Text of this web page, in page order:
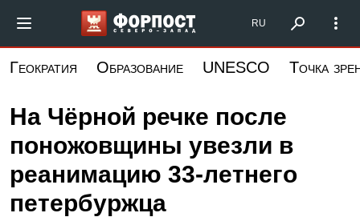
основному
Форпост Северо-Запад
RU
Геократия Образование UNESCO Точка
На Чёрной речке после
поножовщины увезли в
реанимацию 33-летнего
петербуржца